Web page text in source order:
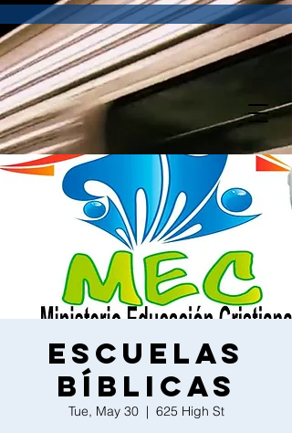
Escuelas
bíblicas
Tue, May 30
  |
625 High St